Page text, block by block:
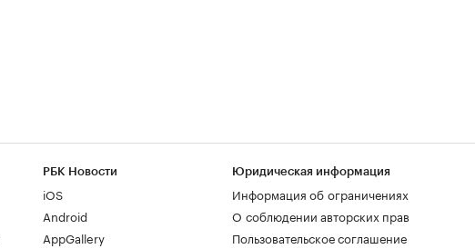
РБК Новости
iOS
Android
AppGallery
Юридическая информация
Информация об ограничениях
О соблюдении авторских прав
Пользовательское соглашение